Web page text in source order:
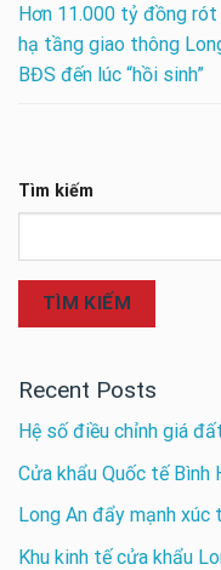
Hơn 11.000 tỷ đồng rót
hạ tầng giao thông
BĐS đến lúc “hồi sinh”
Tìm kiếm
TÌM KIẾM
Recent Posts
Hệ số điều chỉnh giá
Cửa khẩu Quốc tế
Long An đẩy mạnh
Khu kinh tế cửa khẩu